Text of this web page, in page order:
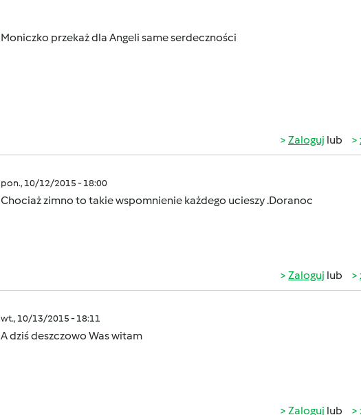
Moniczko przekaż dla Angeli same serdeczności
Zaloguj lub
pon., 10/12/2015 - 18:00
Chociaż zimno to takie wspomnienie każdego ucieszy .Doranoc
Zaloguj lub
wt., 10/13/2015 - 18:11
A dziś deszczowo Was witam
Zaloguj lub